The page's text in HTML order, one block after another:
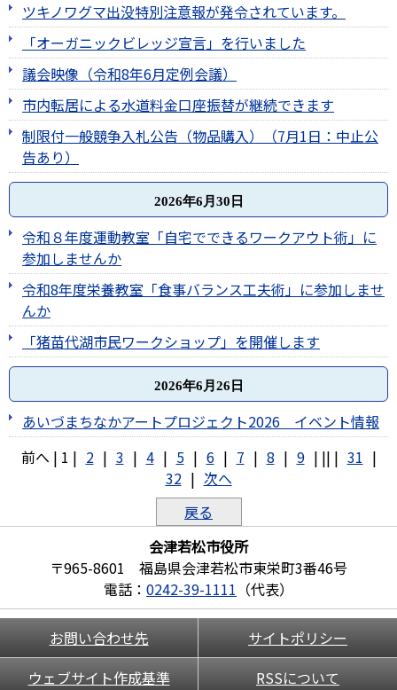
ツキノワグマ出没特別注意報が発令されています。
「オーガニックビレッジ宣言」を行いました
議会映像（令和8年6月定例会議）
市内転居による水道料金口座振替が継続できます
制限付一般競争入札公告（物品購入）（7月1日：中止公
告あり）
2026年6月30日
令和８年度運動教室「自宅でできるワークアウト術」に
参加しませんか
令和8年度栄養教室「食事バランス工夫術」に参加しませ
んか
「猪苗代湖市民ワークショップ」を開催します
2026年6月26日
あいづまちなかアートプロジェクト2026 イベント情報
前へ | 1 | 2 | 3 | 4 | 5 | 6 | 7 | 8 | 9 | || | 31 |
32 | 次へ
戻る
会津若松市役所
〒965-8601 福島県会津若松市東栄町3番46号
電話： 0242-39-1111 （代表）
お問い合わせ先
サイトポリシー
ウェブサイト作成基準
RSSについて